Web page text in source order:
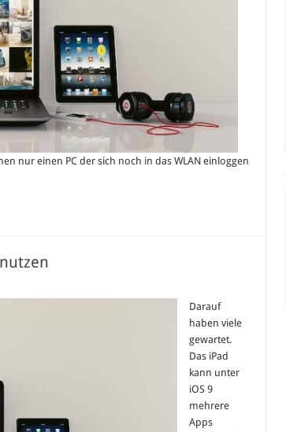
nur einen PC der sich noch in das WLAN einloggen
Darauf
haben viele
gewartet.
Das iPad
kann unter
iOS 9
mehrere
Apps